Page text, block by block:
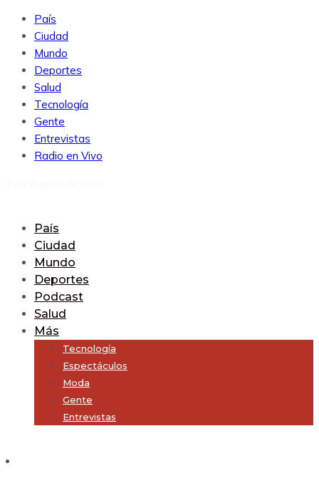
País
Ciudad
Mundo
Deportes
Salud
Tecnología
Gente
Entrevistas
Radio en Vivo
País
Ciudad
Mundo
Deportes
Podcast
Salud
Más
Tecnología
Espectáculos
Moda
Gente
Entrevistas